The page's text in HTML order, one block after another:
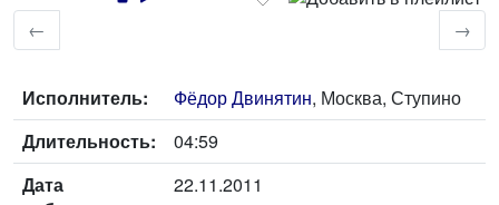
← →
Исполнитель: Фёдор Двинятин, Москва, Ступино
Длительность:
04:59
Дата
22.11.2011